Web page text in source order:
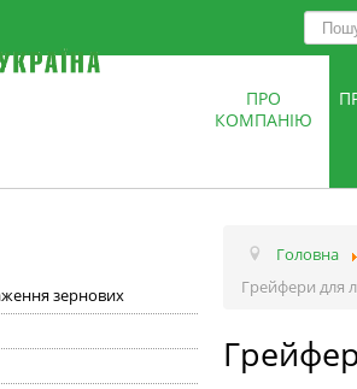
ПРО
КОМПАНІЮ
зернових
Головна
Грейфери для